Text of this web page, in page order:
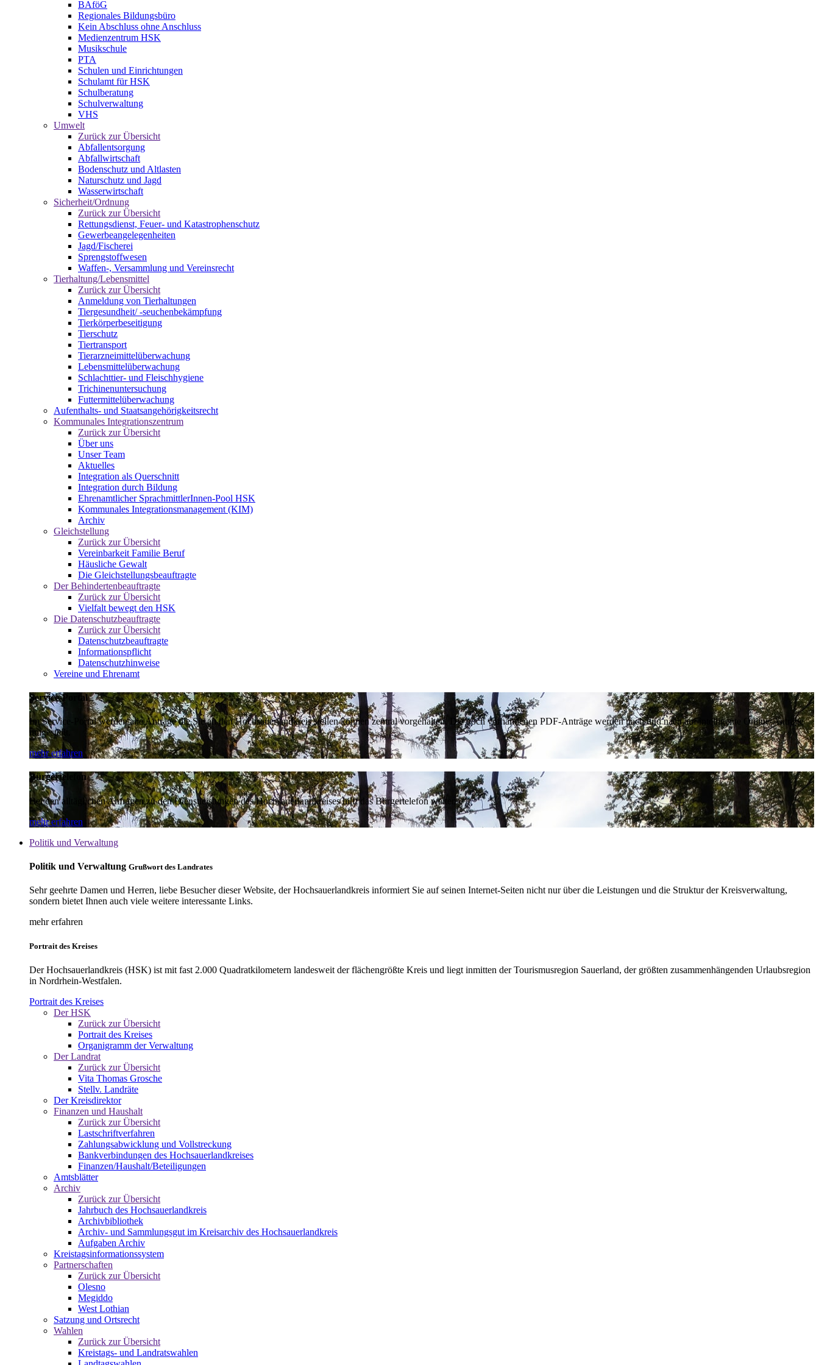
BAföG
Regionales Bildungsbüro
Kein Abschluss ohne Anschluss
Medienzentrum HSK
Musikschule
PTA
Schulen und Einrichtungen
Schulamt für HSK
Schulberatung
Schulverwaltung
VHS
Umwelt
Zurück zur Übersicht
Abfallentsorgung
Abfallwirtschaft
Bodenschutz und Altlasten
Naturschutz und Jagd
Wasserwirtschaft
Sicherheit/Ordnung
Zurück zur Übersicht
Rettungsdienst, Feuer- und Katastrophenschutz
Gewerbeangelegenheiten
Jagd/Fischerei
Sprengstoffwesen
Waffen-, Versammlung und Vereinsrecht
Tierhaltung/Lebensmittel
Zurück zur Übersicht
Anmeldung von Tierhaltungen
Tiergesundheit/ -seuchenbekämpfung
Tierkörperbeseitigung
Tierschutz
Tiertransport
Tierarzneimittelüberwachung
Lebensmittelüberwachung
Schlachttier- und Fleischhygiene
Trichinenuntersuchung
Futtermittelüberwachung
Aufenthalts- und Staatsangehörigkeitsrecht
Kommunales Integrationszentrum
Zurück zur Übersicht
Über uns
Unser Team
Aktuelles
Integration als Querschnitt
Integration durch Bildung
Ehrenamtlicher SprachmittlerInnen-Pool HSK
Kommunales Integrationsmanagement (KIM)
Archiv
Gleichstellung
Zurück zur Übersicht
Vereinbarkeit Familie Beruf
Häusliche Gewalt
Die Gleichstellungsbeauftragte
Der Behindertenbeauftragte
Zurück zur Übersicht
Vielfalt bewegt den HSK
Die Datenschutzbeauftragte
Zurück zur Übersicht
Datenschutzbeauftragte
Informationspflicht
Datenschutzhinweise
Vereine und Ehrenamt
Service-Portal
Im Service-Portal werden alle Anträge die Sie an den Hochsauerlandkreis stellen können zentral vorgehalten. Die noch vorhandenen PDF-Anträge werden nach und nach auf intelligente Online-Anträge
umgestellt.
mehr erfahren
Bürgertelefon
Bei den alltäglichen Anfragen zu den Dienstleistungen des Hochsauerlandkreises hilft das Bürgertelefon weiter.
mehr erfahren
Politik und Verwaltung
Politik und Verwaltung Grußwort des Landrates
Sehr geehrte Damen und Herren, liebe Besucher dieser Website, der Hochsauerlandkreis informiert Sie auf seinen Internet-Seiten nicht nur über die Leistungen und die Struktur der Kreisverwaltung,
sondern bietet Ihnen auch viele weitere interessante Links.
mehr erfahren
Portrait des Kreises
Der Hochsauerlandkreis (HSK) ist mit fast 2.000 Quadratkilometern landesweit der flächengrößte Kreis und liegt inmitten der Tourismusregion Sauerland, der größten zusammenhängenden Urlaubsregion
in Nordrhein-Westfalen.
Portrait des Kreises
Der HSK
Zurück zur Übersicht
Portrait des Kreises
Organigramm der Verwaltung
Der Landrat
Zurück zur Übersicht
Vita Thomas Grosche
Stellv. Landräte
Der Kreisdirektor
Finanzen und Haushalt
Zurück zur Übersicht
Lastschriftverfahren
Zahlungsabwicklung und Vollstreckung
Bankverbindungen des Hochsauerlandkreises
Finanzen/Haushalt/Beteiligungen
Amtsblätter
Archiv
Zurück zur Übersicht
Jahrbuch des Hochsauerlandkreis
Archivbibliothek
Archiv- und Sammlungsgut im Kreisarchiv des Hochsauerlandkreis
Aufgaben Archiv
Kreistagsinformationssystem
Partnerschaften
Zurück zur Übersicht
Olesno
Megiddo
West Lothian
Satzung und Ortsrecht
Wahlen
Zurück zur Übersicht
Kreistags- und Landratswahlen